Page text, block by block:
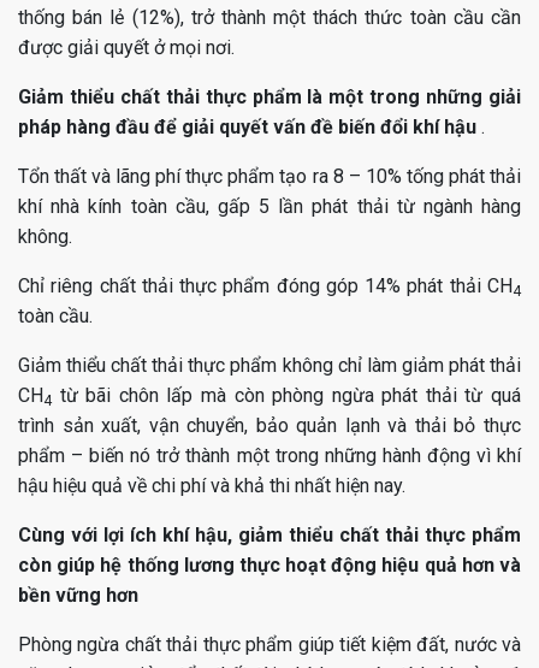
thống bán lẻ (12%), trở thành một thách thức toàn cầu cần
được giải quyết ở mọi nơi.
Giảm thiểu chất thải thực phẩm là một trong những giải
pháp hàng đầu để giải quyết vấn đề biến đổi khí hậu .
Tổn thất và lãng phí thực phẩm tạo ra 8 – 10% tống phát thải
khí nhà kính toàn cầu, gấp 5 lần phát thải từ ngành hàng
không.
Chỉ riêng chất thải thực phẩm đóng góp 14% phát thải CH4
toàn cầu.
Giảm thiểu chất thải thực phẩm không chỉ làm giảm phát thải
CH4 từ bãi chôn lấp mà còn phòng ngừa phát thải từ quá
trình sản xuất, vận chuyển, bảo quản lạnh và thải bỏ thực
phẩm – biến nó trở thành một trong những hành động vì khí
hậu hiệu quả về chi phí và khả thi nhất hiện nay.
Cùng với lợi ích khí hậu, giảm thiểu chất thải thực phẩm
còn giúp hệ thống lương thực hoạt động hiệu quả hơn và
bền vững hơn
Phòng ngừa chất thải thực phẩm giúp tiết kiệm đất, nước và